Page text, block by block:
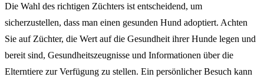
Die Wahl des richtigen Züchters ist entscheidend, um
sicherzustellen, dass man einen gesunden Hund adoptiert. Achten
Sie auf Züchter, die Wert auf die Gesundheit ihrer Hunde legen und
bereit sind, Gesundheitszeugnisse und Informationen über die
Elterntiere zur Verfügung zu stellen. Ein persönlicher Besuch kann